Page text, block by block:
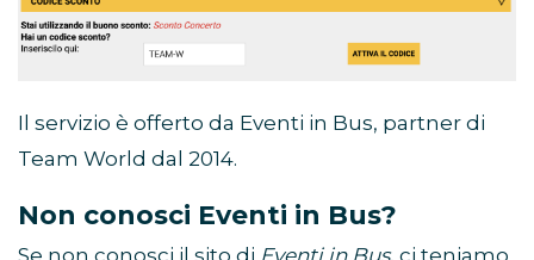
Il servizio è offerto da Eventi in Bus, partner di
Team World dal 2014.
Non conosci Eventi in Bus?
Se non conosci il sito di Eventi in Bus, ci teniamo